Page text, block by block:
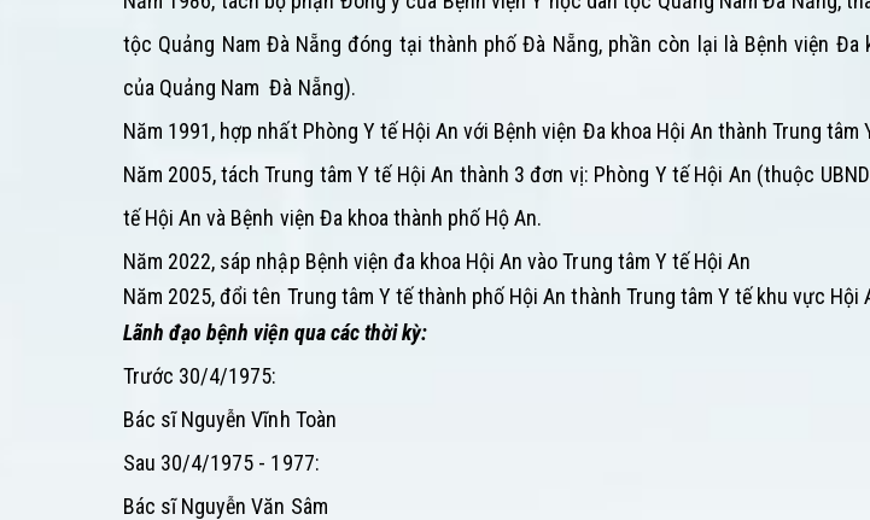
tộc Quảng Nam Đà Nẵng đóng tại thành phố Đà Nẵng, phần còn lại là Bệnh viện Đa
của Quảng Nam Đà Nẵng).
Năm 1991, hợp nhất Phòng Y tế Hội An với Bệnh viện Đa khoa Hội An thành Trung tâm
Năm 2005, tách Trung tâm Y tế Hội An thành 3 đơn vị: Phòng Y tế Hội An (thuộc
tế Hội An và Bệnh viện Đa khoa thành phố Hộ An.
Năm 2022, sáp nhập Bệnh viện đa khoa Hội An vào Trung tâm Y tế Hội An
Năm 2025, đổi tên Trung tâm Y tế thành phố Hội An thành Trung tâm Y tế khu vực Hội
Lãnh đạo bệnh viện qua các thời kỳ:
Trước 30/4/1975:
Bác sĩNguyễn Vĩnh Toàn
Sau 30/4/1975 - 1977:
Bác sĩ Nguyễn Văn Sâm